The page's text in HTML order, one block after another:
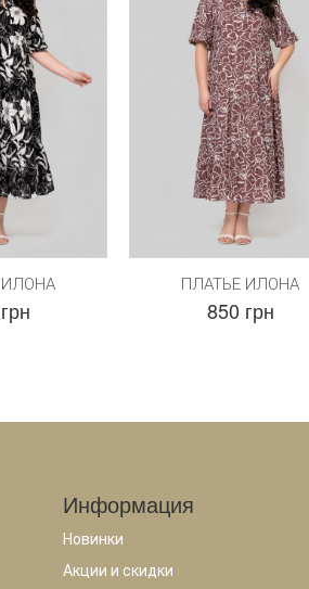
ИЛОНА ПЛАТЬЕ ИЛОНА
850 грн
Информация
Новинки
Акции и скидки